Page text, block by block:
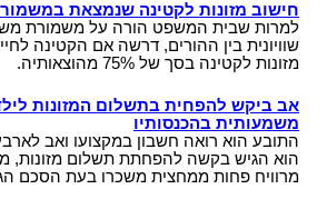
חישוב מזונות לקטינה שנמצאת
למרות שבית המשפט הורה על משמורת
שוויונית בין ההורים, דרשה אם הקטינה
מזונות לקטינה בסך של 75% מהוצאותיה.
אב ביקש להפחית בתשלום המזונות
משמעותית בהכנסותיו
התובע הוא רואה חשבון במקצועו ואב
הוא הגיש בקשה להפחתת תשלום מזונות,
מרוויח פחות ממחצית משכרו בעת הסכם